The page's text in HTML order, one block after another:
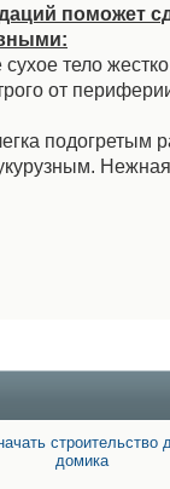
поможет
тело
от
подогретым
Нежная
строительство
домика